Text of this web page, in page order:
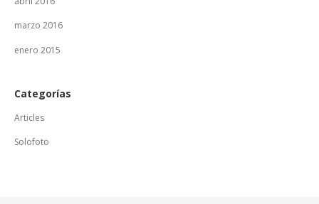
marzo 2016
enero 2015
Categorías
Articles
Solofoto